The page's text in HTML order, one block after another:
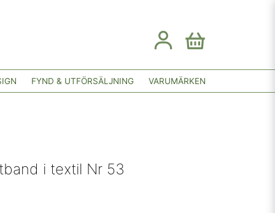
FYND & UTFÖRSÄLJNING VARUMÄRKEN
i textil Nr 53